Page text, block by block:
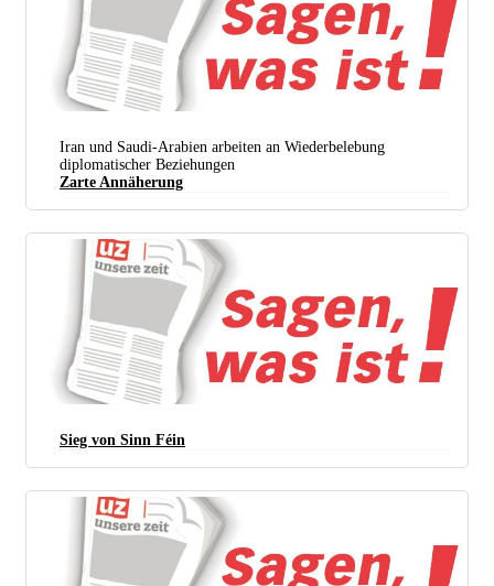
Iran und Saudi-Arabien arbeiten an Wiederbelebung
diplomatischer Beziehungen
Zarte Annäherung
Sieg von Sinn Féin